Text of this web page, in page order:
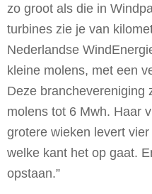
zo groot als die in
turbines zie je van
Nederlandse
kleine molens, met een
Deze branchevereniging
molens tot 6 Mwh. Haar
grotere wieken levert
welke kant het op gaat.
opstaan.”